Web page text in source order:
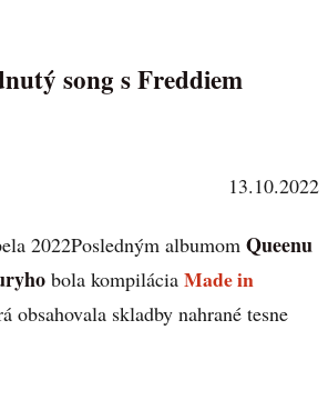
song s Freddiem
13.10.2022
Posledným albumom Queenu
bola kompilácia Made in
obsahovala skladby nahrané tesne